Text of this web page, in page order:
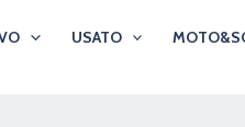
USATO